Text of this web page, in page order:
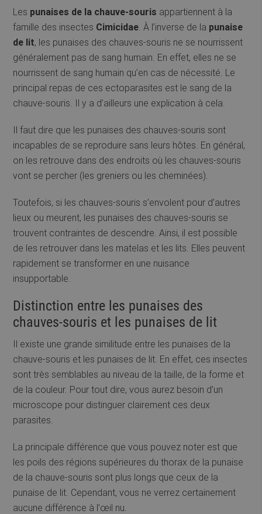
Les punaises de la chauve-souris appartiennent à la
famille des insectes Cimicidae . À l’inverse de la punaise
de lit, les punaises des chauves-souris ne se nourrissent
généralement pas de sang humain. En effet, elles ne se
nourrissent de sang humain qu’en cas de nécessité. Le
principal repas de ces ectoparasites est le sang de la
chauve-souris. Il y a d’ailleurs une explication à cela.
Il faut dire que les punaises des chauves-souris sont
incapables de se reproduire sans leurs hôtes. En général,
on les retrouve dans des endroits où les chauves-souris
vont se percher (les greniers ou les cheminées).
Toutefois, si les chauves-souris s’envolent pour d’autres
lieux ou meurent, les punaises des chauves-souris se
trouvent contraintes de descendre. Ainsi, il est possible
de les retrouver dans les matelas et les lits. Elles peuvent
rapidement se transformer en une nuisance
insupportable.
Distinction entre les punaises des
chauves-souris et les punaises de lit
Il existe une grande similitude entre les punaises de la
chauve-souris et les punaises de lit. En effet, ces insectes
sont très semblables au niveau de la taille, de la forme et
de la couleur. Pour tout dire, vous aurez besoin d’un
microscope pour distinguer clairement ces deux
parasites.
La principale différence que vous pouvez noter est que
les poils des régions supérieures du thorax de la punaise
de la chauve-souris sont plus longs que ceux de la
punaise de lit. Cependant, vous ne verrez certainement
aucune différence à l’œil nu.